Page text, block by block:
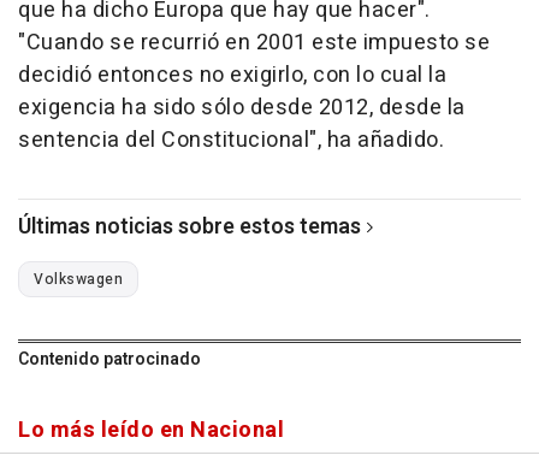
que ha dicho Europa que hay que hacer".
"Cuando se recurrió en 2001 este impuesto se
decidió entonces no exigirlo, con lo cual la
exigencia ha sido sólo desde 2012, desde la
sentencia del Constitucional", ha añadido.
Últimas noticias sobre estos temas
Volkswagen
Contenido patrocinado
Lo más leído en Nacional